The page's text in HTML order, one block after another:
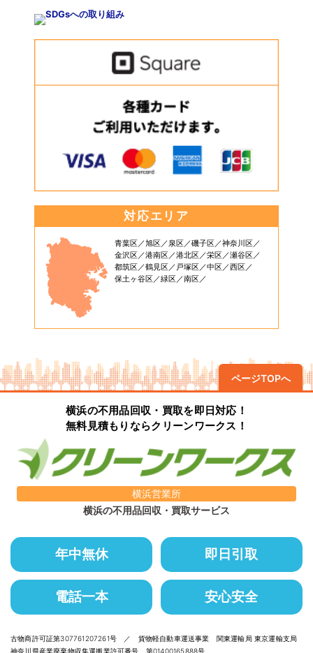
対応エリア
青葉区 旭区 泉区 磯子区
神奈川区
金沢区
港南区 港北区 栄区
瀬谷区
都筑区
鶴見区 戸塚区 中区
西区
保土ヶ谷区
緑区 南区
ページTOPへ
横浜の不用品回収・買取を即日対応！
無料見積もりならクリーンワークス！
横浜営業所
横浜の不用品回収・買取サービス
年中無休 即日引取
電話一本 安心安全
古物商許可証第307761207261号 ／ 貨物軽自動車運送事業 関東運輸局 東京運輸支局
神奈川県産業廃棄物収集運搬業許可番号 第01400165888号